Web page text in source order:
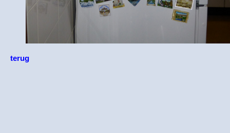
terug